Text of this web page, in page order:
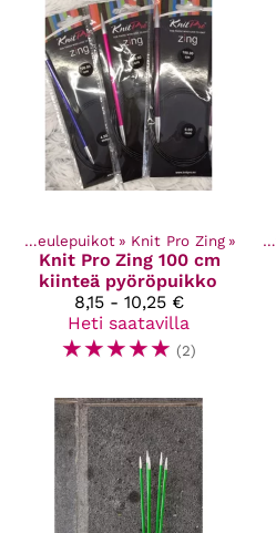
Neulepuikot ‪» Knit Pro Zing ‪»
Knit Pro Zing 100 cm
kiinteä pyöröpuikko
8,15 - 10,25 €
Heti saatavilla
☆☆☆☆☆ (2)
Kaikki tuotteet